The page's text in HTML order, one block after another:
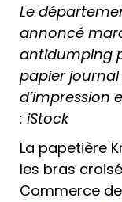
Le
annoncé
antidumping
papier
d’impression
: iStock
La papetière
les bras
Commerce